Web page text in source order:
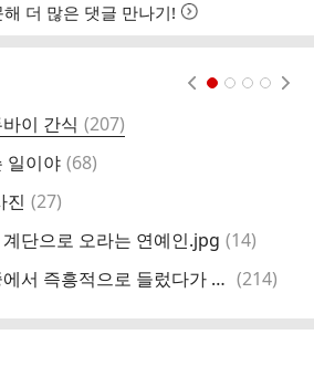
더 많은 댓글 만나기!
이 간식 댓
글
(207)
일이야 댓
(68)
진 댓
(27)
단으로 오라는 연예인.jpg 댓
(14)
오늘자 핑계고 풍향중에서 즉흥적으로 들렀다가 출연진들 충격받은 지역.jpg 댓
(214)